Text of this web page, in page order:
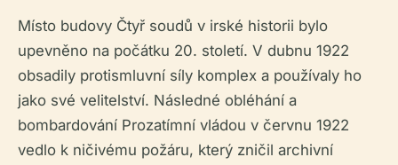
Místo budovy Čtyř soudů v irské historii bylo
upevněno na počátku 20. století. V dubnu 1922
obsadily protismluvní síly komplex a používaly ho
jako své velitelství. Následné obléhání a
bombardování Prozatímní vládou v červnu 1922
vedlo k ničivému požáru, který zničil archivní